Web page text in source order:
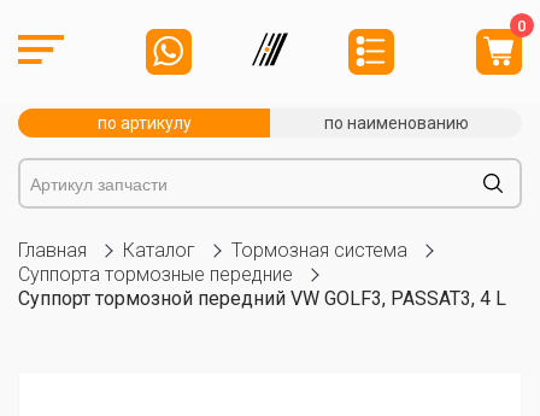
0
по артикулу по наименованию
Главная Каталог
Тормозная система
Суппорта тормозные передние
Суппорт тормозной передний VW GOLF3, PASSAT3, 4 L